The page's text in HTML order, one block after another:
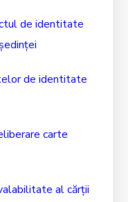
de identitate
de identitate
carte
al cărții